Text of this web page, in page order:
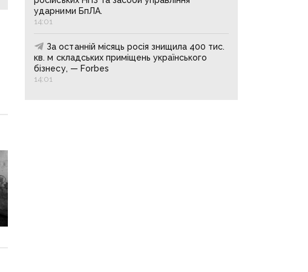
ударними БпЛА.
14:01
За останній місяць росія знищила 400 тис.
кв. м складських приміщень українського
бізнесу, — Forbes
14:01